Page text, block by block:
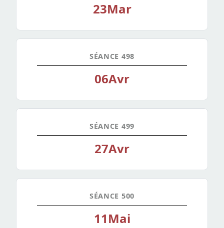
23Mar
SÉANCE 498
06Avr
SÉANCE 499
27Avr
SÉANCE 500
11Mai